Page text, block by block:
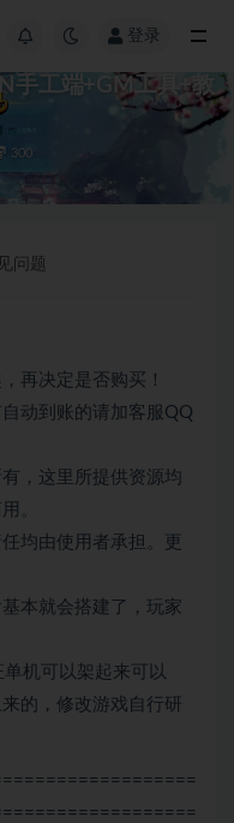
登录
手工端+GM工具+教
300
问题
再决定是否购买！
动到账的请加客服QQ
，这里所提供资源均
。
均由使用者承担。更
本就会搭建了，玩家
机可以架起来可以
的，修改游戏自行研